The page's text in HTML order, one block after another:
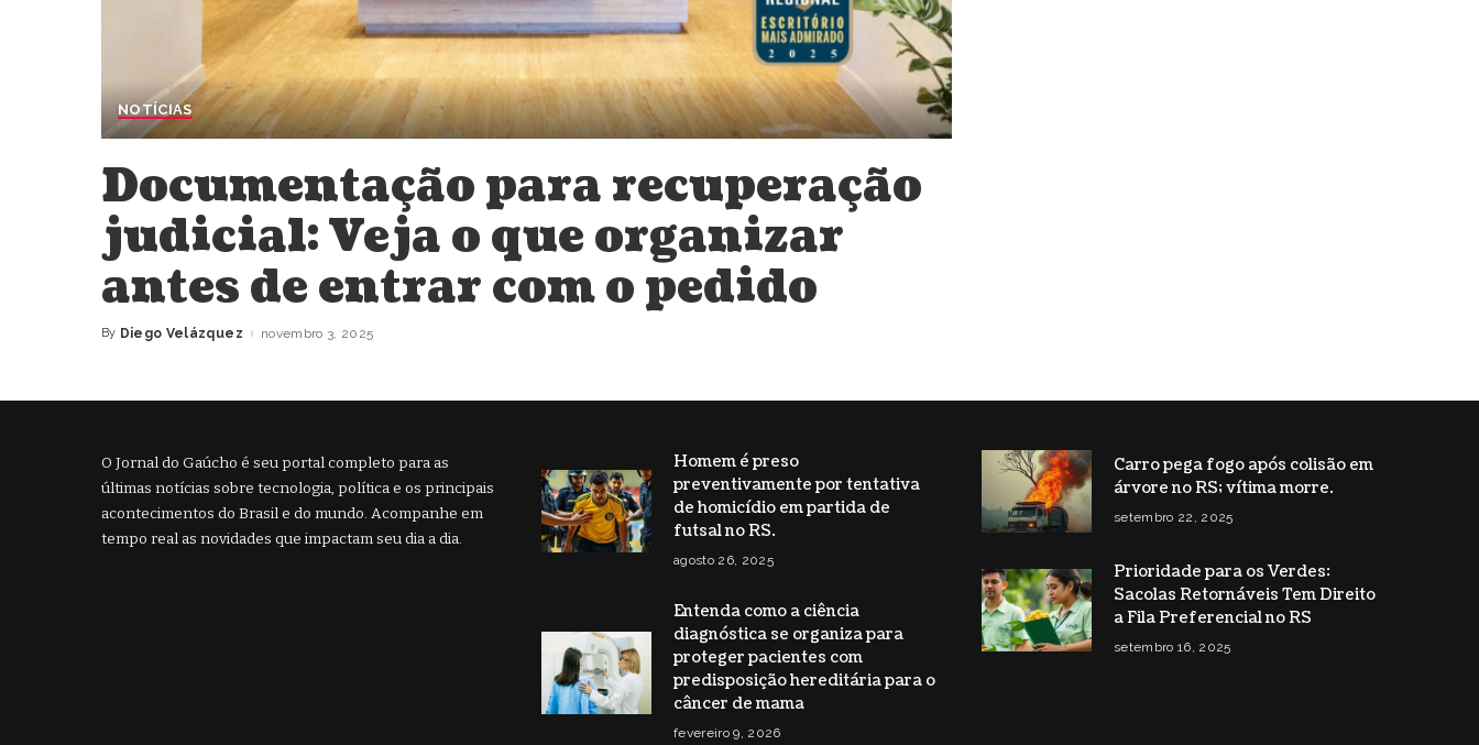
NOTÍCIAS
Documentação para recuperação
judicial: Veja o que organizar
antes de entrar com o pedido
Posted
By Diego Velázquez novembro 3, 2025
O Jornal do Gaúcho é seu portal completo para as
últimas notícias sobre tecnologia, política e os principais
acontecimentos do Brasil e do mundo. Acompanhe em
tempo real as novidades que impactam seu dia a dia.
Homem é preso
preventivamente por tentativa
de homicídio em partida de
futsal no RS.
agosto 26, 2025
Entenda como a ciência
diagnóstica se organiza para
proteger pacientes com
predisposição hereditária para o
câncer de mama
fevereiro 9, 2026
Carro pega fogo após colisão em
árvore no RS; vítima morre.
setembro 22, 2025
Prioridade para os Verdes:
Sacolas Retornáveis Tem Direito
a Fila Preferencial no RS
setembro 16, 2025